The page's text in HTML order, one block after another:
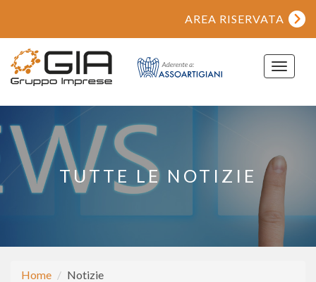
AREA RISERVATA
Toggle
TUTTE LE NOTIZIE
Home Notizie